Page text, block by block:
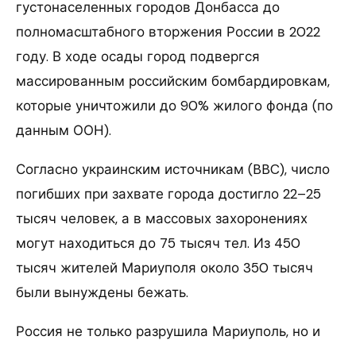
густонаселенных городов Донбасса до
полномасштабного вторжения России в 2022
году. В ходе осады город подвергся
массированным российским бомбардировкам,
которые уничтожили до 90% жилого фонда (по
данным ООН).
Согласно украинским источникам (BBC), число
погибших при захвате города достигло 22–25
тысяч человек, а в массовых захоронениях
могут находиться до 75 тысяч тел. Из 450
тысяч жителей Мариуполя около 350 тысяч
были вынуждены бежать.
Россия не только разрушила Мариуполь, но и